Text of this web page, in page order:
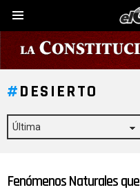
DESIERTO
ÚLTIMAS
Fenómenos Naturales